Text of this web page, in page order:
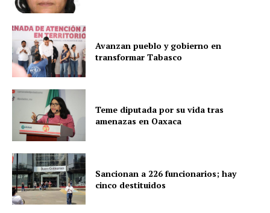
Avanzan pueblo y gobierno en
transformar Tabasco
Teme diputada por su vida tras
amenazas en Oaxaca
Sancionan a 226 funcionarios; hay
cinco destituidos